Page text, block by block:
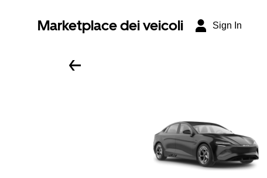
Marketplace dei veicoli Sign In